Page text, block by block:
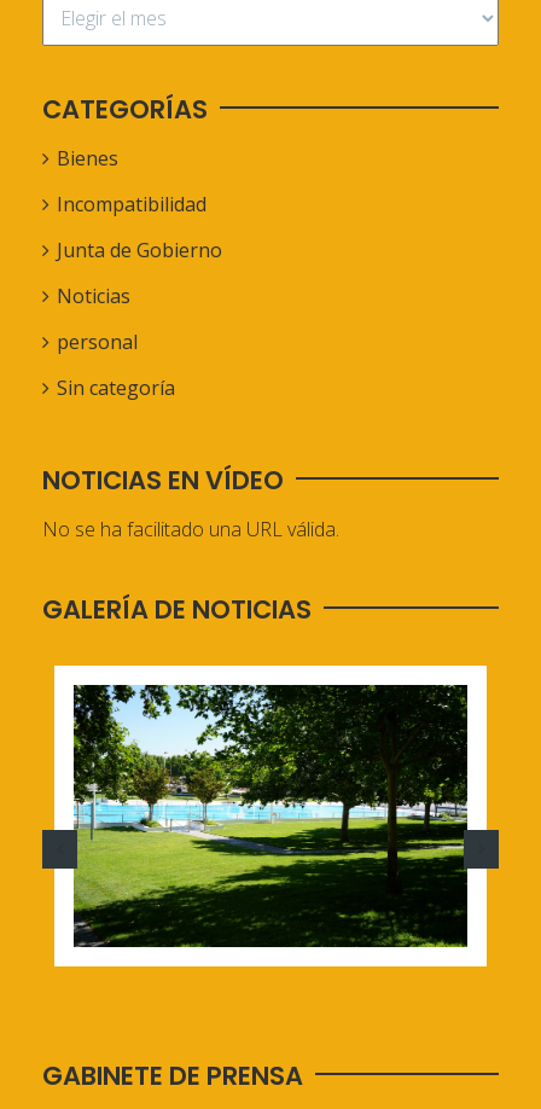
CATEGORÍAS
Bienes
Incompatibilidad
Junta de Gobierno
Noticias
personal
Sin categoría
NOTICIAS EN VÍDEO
No se ha facilitado una URL válida.
GALERÍA DE NOTICIAS
GABINETE DE PRENSA